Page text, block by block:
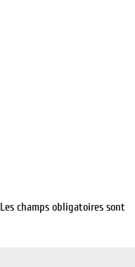
Les champs obligatoires sont